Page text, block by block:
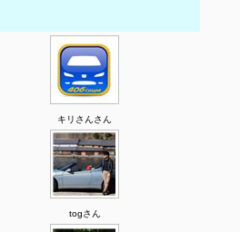
キリさんさん
togさん